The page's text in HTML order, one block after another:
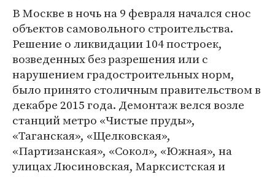
В Москве в ночь на 9 февраля начался снос
объектов самовольного строительства.
Решение о ликвидации 104 построек,
возведенных без разрешения или с
нарушением градостроительных норм,
было принято столичным правительством в
декабре 2015 года. Демонтаж велся возле
станций метро «Чистые пруды»,
«Таганская», «Щелковская»,
«Партизанская», «Сокол», «Южная», на
улицах Люсиновская, Марксистская и